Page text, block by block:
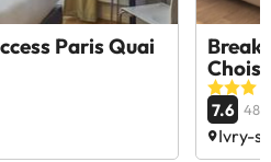
Paris Quai
Break
7.6
Ivry-